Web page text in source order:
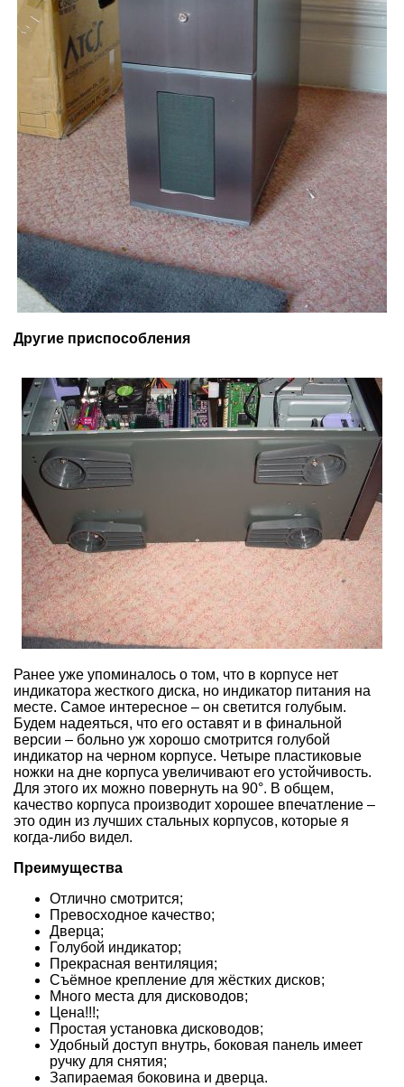
Другие приспособления
Ранее уже упоминалось о том, что в корпусе нет
индикатора жесткого диска, но индикатор питания на
месте. Самое интересное – он светится голубым.
Будем надеяться, что его оставят и в финальной
версии – больно уж хорошо смотрится голубой
индикатор на черном корпусе. Четыре пластиковые
ножки на дне корпуса увеличивают его устойчивость.
Для этого их можно повернуть на 90°. В общем,
качество корпуса производит хорошее впечатление –
это один из лучших стальных корпусов, которые я
когда-либо видел.
Преимущества
Отлично смотрится;
Превосходное качество;
Дверца;
Голубой индикатор;
Прекрасная вентиляция;
Съёмное крепление для жёстких дисков;
Много места для дисководов;
Цена!!!;
Простая установка дисководов;
Удобный доступ внутрь, боковая панель имеет
ручку для снятия;
Запираемая боковина и дверца.